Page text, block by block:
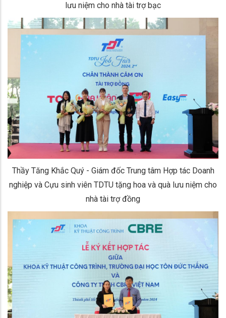
lưu niệm cho nhà tài trợ bạc
Thầy Tăng Khắc Quý - Giám đốc Trung tâm Hợp tác Doanh
nghiệp và Cựu sinh viên TDTU tặng hoa và quà lưu niệm cho
nhà tài trợ đồng